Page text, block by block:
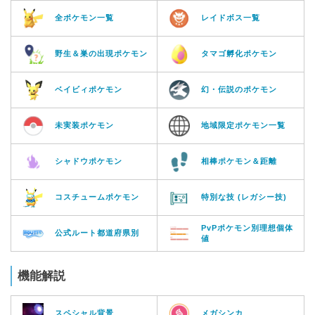
全ポケモン一覧 レイドボス一覧
野生＆巣の出現ポケモン タマゴ孵化ポケモン
ベイビィポケモン 幻・伝説のポケモン
未実装ポケモン 地域限定ポケモン一覧
シャドウポケモン 相棒ポケモン＆距離
コスチュームポケモン 特別な技 (レガシー技)
公式ルート都道府県別
PvPポケモン別理想個体
値
機能解説
スペシャル背景 メガシンカ